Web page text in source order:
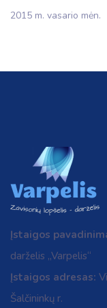
2015 m. vasario mėn.
Įstaigos
darželis „Varpelis“
Įstaigos adresas:
Šalčininkų r.